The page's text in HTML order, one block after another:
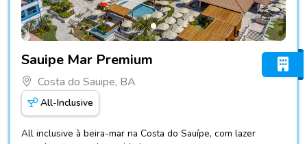
Sauipe Mar Premium
Costa do Sauipe, BA
All-Inclusive
All inclusive à beira-mar na Costa do Sauípe, com lazer